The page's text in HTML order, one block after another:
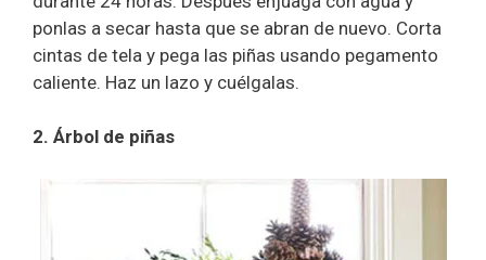
ponlas a secar hasta que se abran de nuevo. Corta
cintas de tela y pega las piñas usando pegamento
caliente. Haz un lazo y cuélgalas.
2. Árbol de piñas